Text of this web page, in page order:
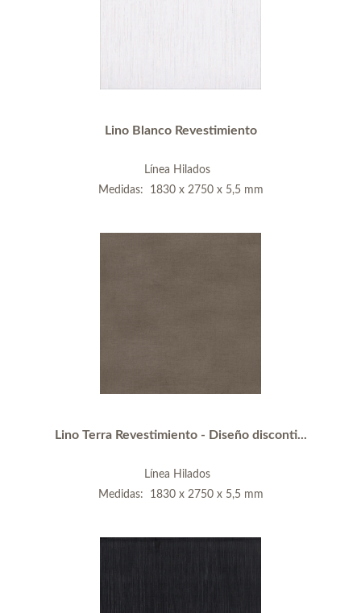
Lino Blanco Revestimiento
Línea Hilados
Medidas: 1830 x 2750 x 5,5 mm
Lino Terra Revestimiento - Diseño disconti...
Línea Hilados
Medidas: 1830 x 2750 x 5,5 mm